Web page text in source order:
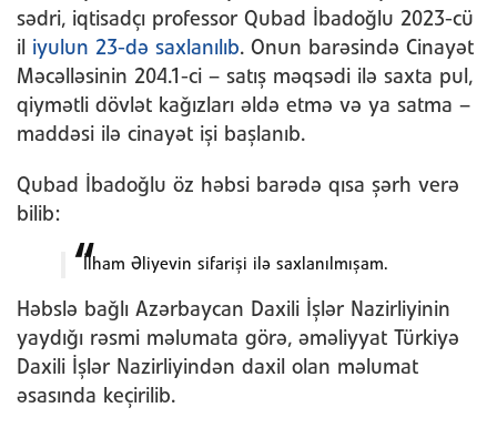
sədri, iqtisadçı professor Qubad İbadoğlu 2023-cü
il iyulun 23-də saxlanılıb. Onun barəsində Cinayət
Məcəlləsinin 204.1-ci – satış məqsədi ilə saxta pul,
qiymətli dövlət kağızları əldə etmə və ya satma –
maddəsi ilə cinayət işi başlanıb.
Qubad İbadoğlu öz həbsi barədə qısa şərh verə
bilib:
İlham Əliyevin sifarişi ilə saxlanılmışam.
Həbslə bağlı Azərbaycan Daxili İşlər Nazirliyinin
yaydığı rəsmi məlumata görə, əməliyyat Türkiyə
Daxili İşlər Nazirliyindən daxil olan məlumat
əsasında keçirilib.